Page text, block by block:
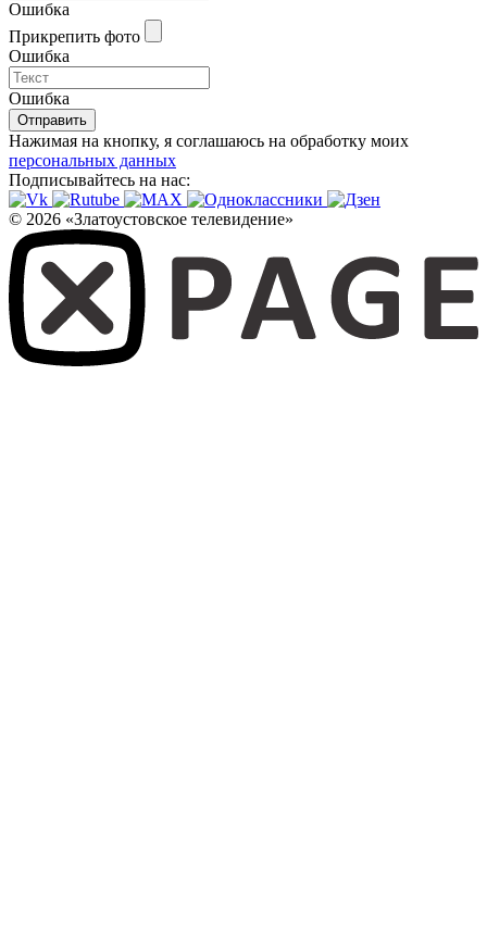
Ошибка
Прикрепить фото
Ошибка
Ошибка
Отправить
Нажимая на кнопку, я соглашаюсь на обработку моих
персональных данных
Подписывайтесь на нас:
© 2026 «Златоустовское телевидение»